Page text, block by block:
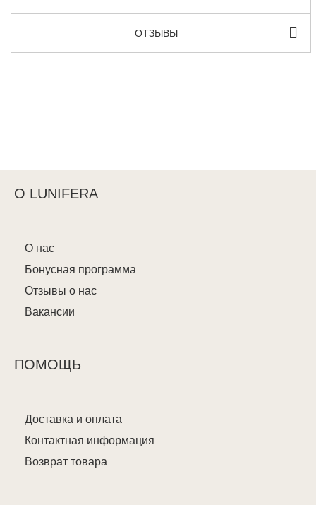
ОТЗЫВЫ
О LUNIFERA
О нас
Бонусная программа
Отзывы о нас
Вакансии
ПОМОЩЬ
Доставка и оплата
Контактная информация
Возврат товара